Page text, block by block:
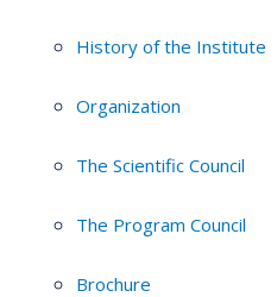
History of the Institute
Organization
The Scientific Council
The Program Council
Brochure